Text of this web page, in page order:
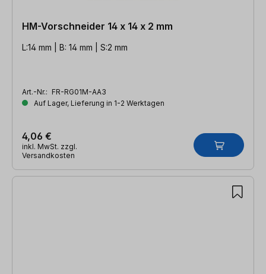
HM-Vorschneider 14 x 14 x 2 mm
L:14 mm | B: 14 mm | S:2 mm
Art.-Nr.: FR-RG01M-AA3
Auf Lager, Lieferung in 1-2 Werktagen
4,06 €
inkl. MwSt. zzgl.
Versandkosten